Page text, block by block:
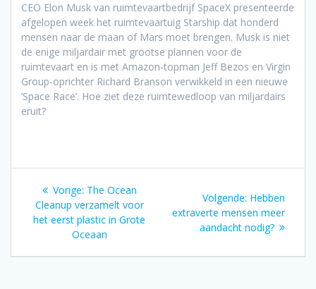
CEO Elon Musk van ruimtevaartbedrijf SpaceX presenteerde
afgelopen week het ruimtevaartuig Starship dat honderd
mensen naar de maan of Mars moet brengen. Musk is niet
de enige miljardair met grootse plannen voor de
ruimtevaart en is met Amazon-topman Jeff Bezos en Virgin
Group-oprichter Richard Branson verwikkeld in een nieuwe
‘Space Race’. Hoe ziet deze ruimtewedloop van miljardairs
eruit?
Bericht
navigatie
Vorige: Vorig
bericht:
The Ocean
Cleanup verzamelt voor
het eerst plastic in Grote
Oceaan
Volgende: Volgend
bericht:
Hebben
extraverte mensen meer
aandacht nodig?